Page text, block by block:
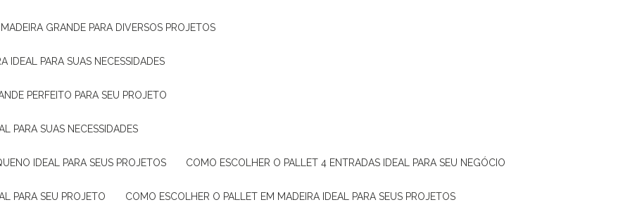
GRANDE PARA DIVERSOS PROJETOS
IDEAL PARA SUAS NECESSIDADES
PERFEITO PARA SEU PROJETO
PARA SUAS NECESSIDADES
IDEAL PARA SEUS PROJETOS COMO ESCOLHER O PALLET 4 ENTRADAS IDEAL PARA SEU NEGÓCIO
PARA SEU PROJETO COMO ESCOLHER O PALLET EM MADEIRA IDEAL PARA SEUS PROJETOS